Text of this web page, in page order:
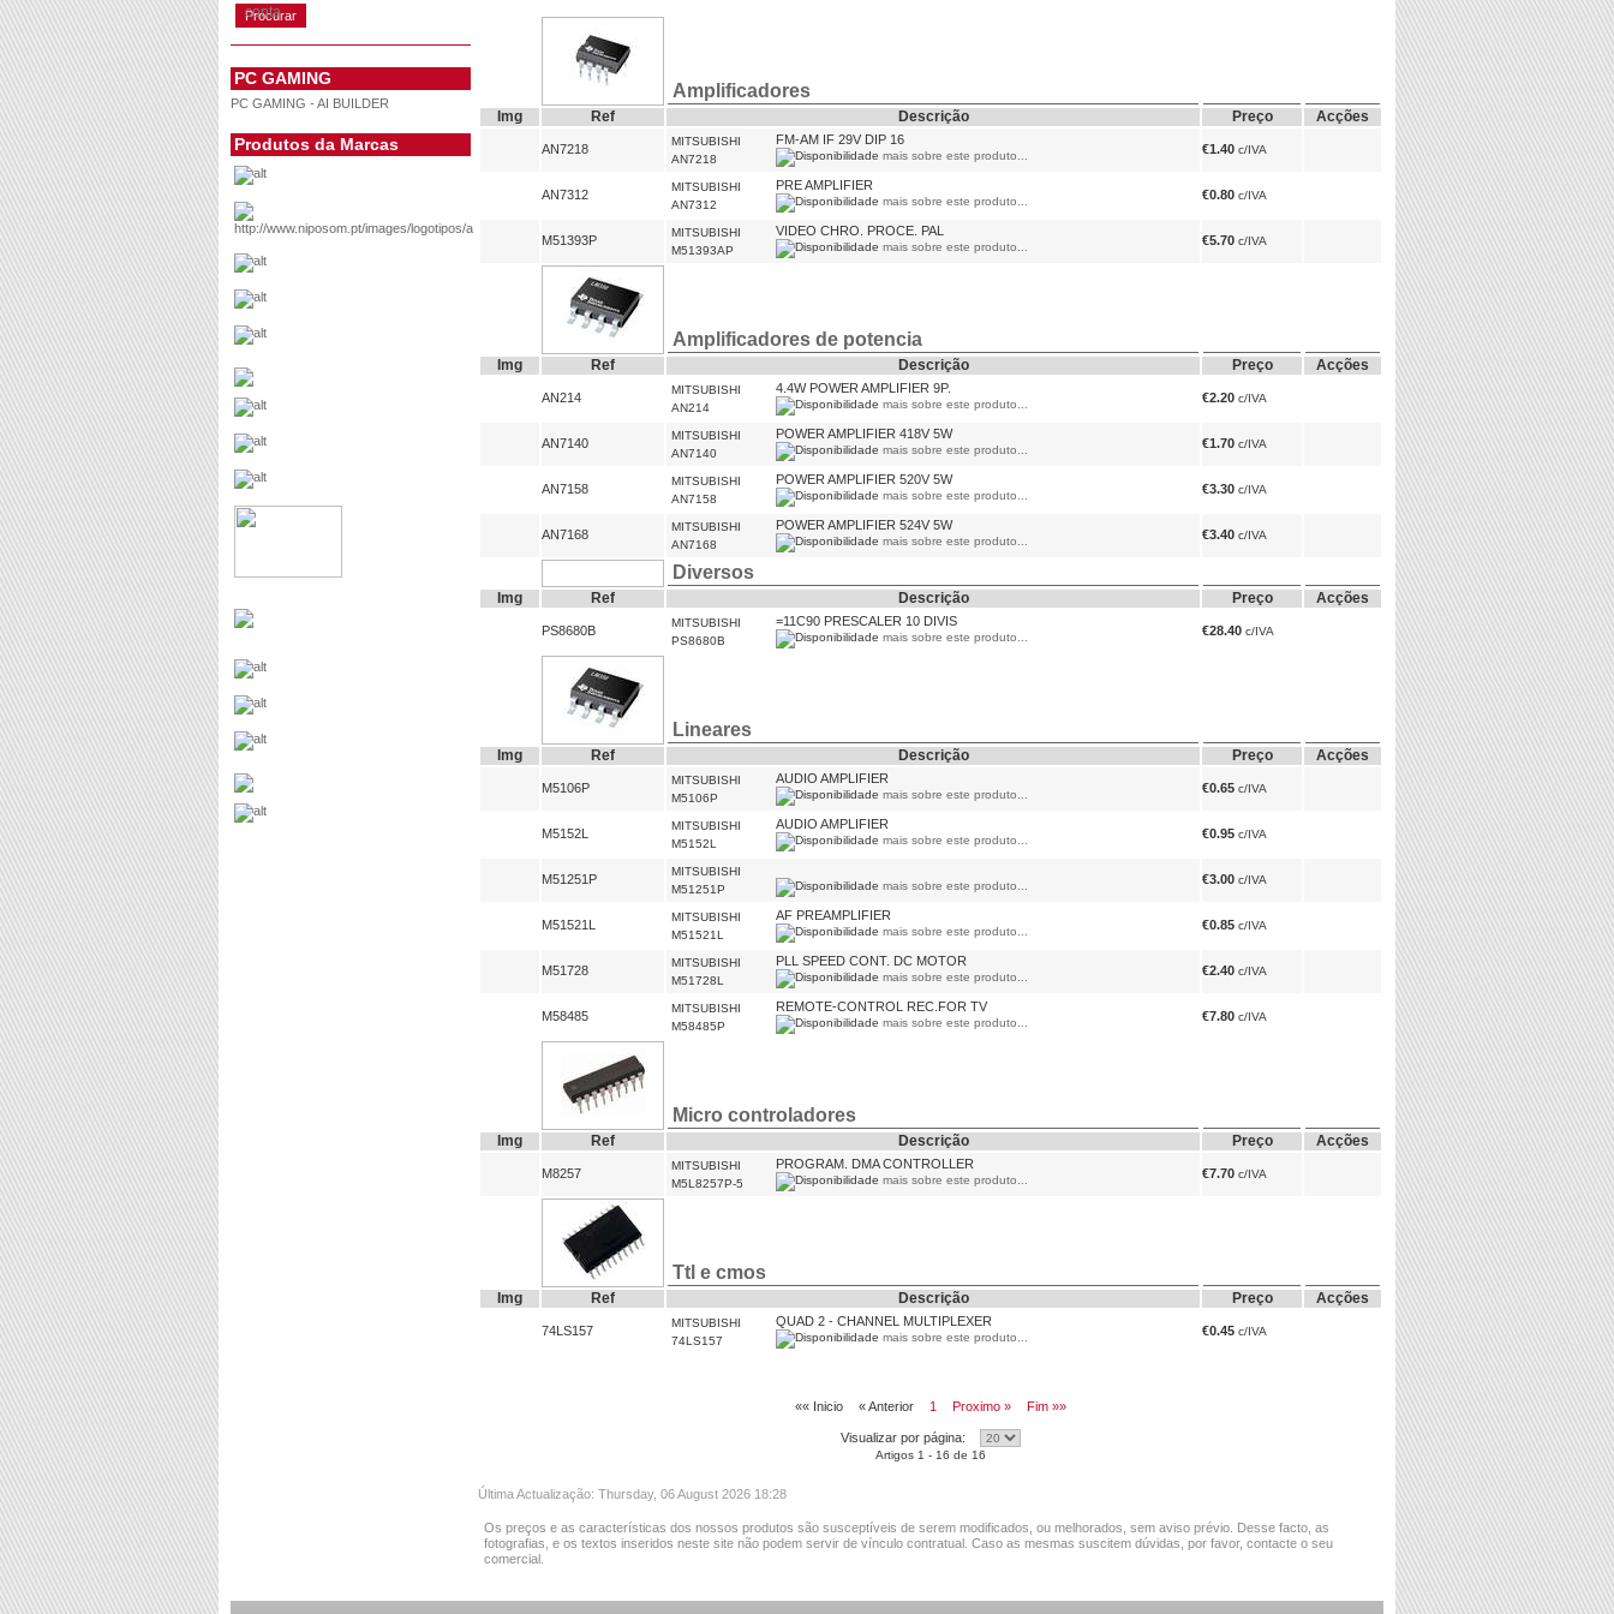
conta
PC GAMING
PC GAMING - AI BUILDER
Produtos da Marcas
Amplificadores
Img Ref Descrição Preço Acções
AN7218
MITSUBISHI
AN7218
FM-AM IF 29V DIP 16
mais sobre este produto... €1.40 c/IVA
AN7312
MITSUBISHI
AN7312
PRE AMPLIFIER
mais sobre este produto... €0.80 c/IVA
M51393P
MITSUBISHI
M51393AP
VIDEO CHRO. PROCE. PAL
mais sobre este produto... €5.70 c/IVA
Amplificadores de potencia
Img Ref Descrição Preço Acções
AN214
MITSUBISHI
AN214
4.4W POWER AMPLIFIER 9P.
mais sobre este produto... €2.20 c/IVA
AN7140
MITSUBISHI
AN7140
POWER AMPLIFIER 418V 5W
mais sobre este produto... €1.70 c/IVA
AN7158
MITSUBISHI
AN7158
POWER AMPLIFIER 520V 5W
mais sobre este produto... €3.30 c/IVA
AN7168
MITSUBISHI
AN7168
POWER AMPLIFIER 524V 5W
mais sobre este produto... €3.40 c/IVA
Diversos
Img Ref Descrição Preço Acções
PS8680B
MITSUBISHI
PS8680B
=11C90 PRESCALER 10 DIVIS
mais sobre este produto... €28.40 c/IVA
Lineares
Img Ref Descrição Preço Acções
M5106P
MITSUBISHI
M5106P
AUDIO AMPLIFIER
mais sobre este produto... €0.65 c/IVA
M5152L
MITSUBISHI
M5152L
AUDIO AMPLIFIER
mais sobre este produto... €0.95 c/IVA
M51251P
MITSUBISHI
M51251P
mais sobre este produto... €3.00 c/IVA
M51521L
MITSUBISHI
M51521L
AF PREAMPLIFIER
mais sobre este produto... €0.85 c/IVA
M51728
MITSUBISHI
M51728L
PLL SPEED CONT. DC MOTOR
mais sobre este produto... €2.40 c/IVA
M58485
MITSUBISHI
M58485P
REMOTE-CONTROL REC.FOR TV
mais sobre este produto... €7.80 c/IVA
Micro controladores
Img Ref Descrição Preço Acções
M8257
MITSUBISHI
M5L8257P-5
PROGRAM. DMA CONTROLLER
mais sobre este produto... €7.70 c/IVA
Ttl e cmos
Img Ref Descrição Preço Acções
74LS157
MITSUBISHI
74LS157
QUAD 2 - CHANNEL MULTIPLEXER
mais sobre este produto... €0.45 c/IVA
«« Inicio « Anterior 1 Proximo » Fim »»
Visualizar por página:
Artigos 1 - 16 de 16
Última Actualização: Thursday, 06 August 2026 18:28
Os preços e as características dos nossos produtos são susceptíveis de serem modificados, ou melhorados, sem aviso prévio. Desse facto, as
fotografias, e os textos inseridos neste site não podem servir de vínculo contratual. Caso as mesmas suscitem dúvidas, por favor, contacte o seu
comercial.